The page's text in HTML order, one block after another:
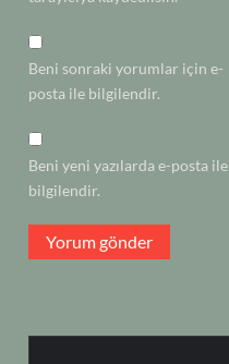
Beni sonraki yorumlar için e-
posta ile bilgilendir.
Beni yeni yazılarda e-posta ile
bilgilendir.